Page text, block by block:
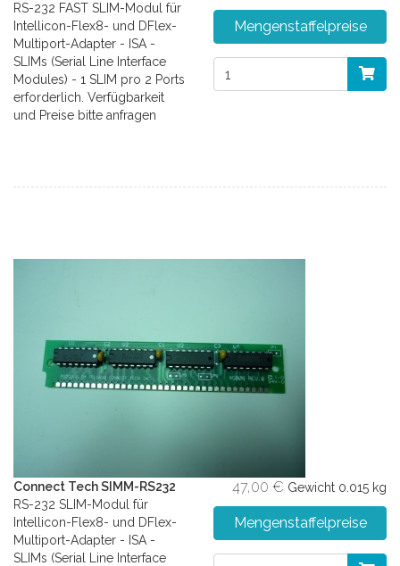
RS-232 FAST SLIM-Modul für
Intellicon-Flex8- und DFlex-
Multiport-Adapter - ISA -
SLIMs (Serial Line Interface
Modules) - 1 SLIM pro 2 Ports
erforderlich. Verfügbarkeit
und Preise bitte anfragen
Mengenstaffelpreise
Connect Tech SIMM-RS232
RS-232 SLIM-Modul für
Intellicon-Flex8- und DFlex-
Multiport-Adapter - ISA -
SLIMs (Serial Line Interface
47,00 € Gewicht 0.015 kg
Mengenstaffelpreise